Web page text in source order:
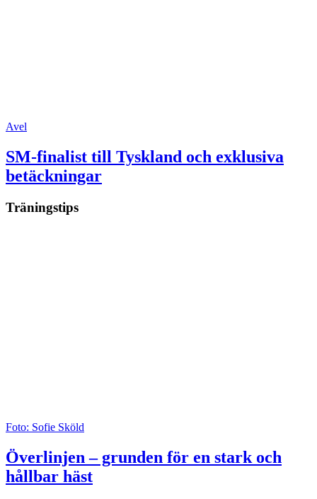
Avel
SM-finalist till Tyskland och exklusiva
betäckningar
Träningstips
Foto: Sofie Sköld
Överlinjen – grunden för en stark och
hållbar häst